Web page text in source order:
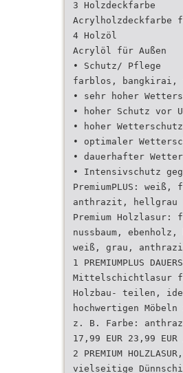
3 Holzdeckfarbe
Acrylholzdeckfarbe
4 Holzöl
Acrylöl für Außen
• Schutz/ Pflege
farblos, bangkirai,
• sehr hoher
• hoher Schutz vor
• hoher
• optimaler
• dauerhafter
• Intensivschutz
PremiumPLUS:
anthrazit, hellgrau
Premium
nussbaum,
weiß, grau,
1 PREMIUMPLUS
Mittelschichtlasur
Holzbau- teilen,
hochwertigen
z. B. Farbe:
17,99 EUR 23,99
2 PREMIUM
vielseitige